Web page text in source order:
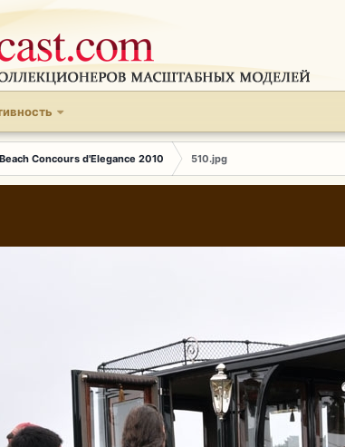
Concours d'Elegance 2010 510.jpg